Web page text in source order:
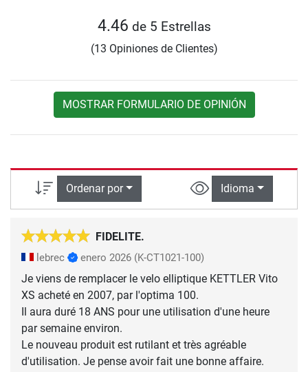
4.46 de 5 Estrellas
(13 Opiniones de Clientes)
MOSTRAR FORMULARIO DE OPINIÓN
Ordenar por Idioma
FIDELITE.
lebrec enero 2026 (K-CT1021-100)
Je viens de remplacer le velo elliptique KETTLER Vito
XS acheté en 2007, par l'optima 100.
Il aura duré 18 ANS pour une utilisation d'une heure
par semaine environ.
Le nouveau produit est rutilant et très agréable
d'utilisation. Je pense avoir fait une bonne affaire.